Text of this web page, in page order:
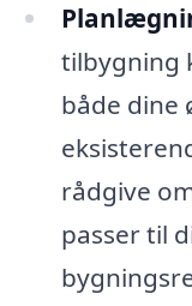
tilbygning
både dine
rådgive
passer til